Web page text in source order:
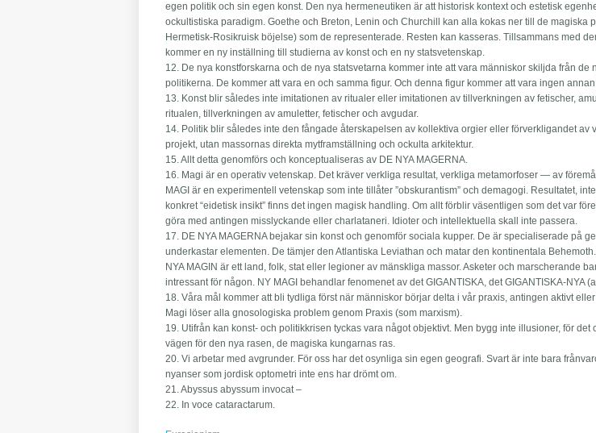
egen politik och sin egen konst. Den nya hermeneutiken är att historisk kontext och estetisk
ockultistiska paradigm. Goethe och Breton, Lenin och Churchill kan alla kokas ner till de magiska
Hermetisk-Rosikruisk böjelse) som de representerade. Resten kan kasseras. Tillsammans med
kommer en ny inställning till studierna av konst och en ny statsvetenskap.
12. De nya konstforskarna och de nya statsvetarna kommer inte att vara människor skiljda från de
politikerna. De kommer att vara en och samma figur. Och denna figur kommer att vara ingen
13. Konst blir således inte imitationen av ritualer eller imitationen av tillverkningen av fetischer,
ritualen, tillverkningen av amuletter, fetischer och avgudar.
14. Politik blir således inte den fångade återskapelsen av kollektiva orgier eller förverkligandet av
projekt, utan massornas direkta mytframställning och ockulta arkitektur.
15. Allt detta genomförs och konceptualiseras av DE NYA MAGERNA.
16. Magi är en operativ vetenskap. Det kräver verkliga resultat, verkliga metamorfoser — av
MAGI är en experimentell vetenskap som inte tillåter ”obskurantism” och demagogi. Resultatet,
konkret “eidetisk insikt” finns det ingen magisk handling. Om allt förblir väsentligen som det var
göra med antingen misslyckande eller charlataneri. Idioter och intellektuella skall inte passera.
17. DE NYA MAGERNA bejakar sin konst och genomför sociala kupper. De är specialiserade på
underkastar elementen. De tämjer den Atlantiska Leviathan och matar den kontinentala
NYA MAGIN är ett land, folk, stat eller legioner av mänskliga massor. Asketer och marscherande
intressant för någon. NY MAGI behandlar fenomenet av det GIGANTISKA, det GIGANTISKA-NYA
18. Våra mål kommer att bli tydliga först när människor börjar delta i vår praxis, antingen aktivt
Magi löser alla gnosologiska problem genom Praxis (som marxism).
19. Utifrån kan konst- och politikkrisen tyckas vara något objektivt. Men bygg inte illusioner, för det
vägen för den nya rasen, de magiska kungarnas ras.
20. Vi arbetar med avgrunder. För oss har det osynliga sin egen geografi. Svart är inte bara
nyanser som jordisk optometri inte ens har drömt om.
21. Abyssus abyssum invocat –
22. In voce cataractarum.